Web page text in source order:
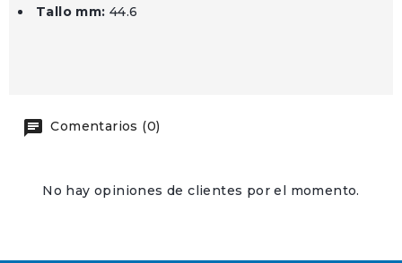
Tallo mm: 44.6
Comentarios (0)
No hay opiniones de clientes por el momento.